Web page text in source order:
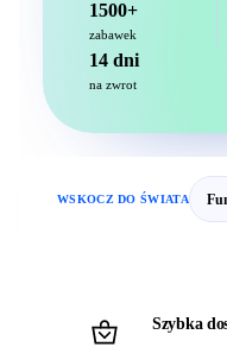
1500+
zabawek
14 dni
na zwrot
WSKOCZ DO ŚWIATA
Szybka